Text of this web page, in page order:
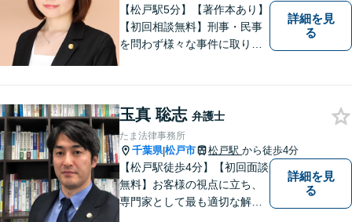
【松戸駅5分】【著作本あり】
【初回相談無料】刑事・民事
を問わず様々な事件に取り組
てるようサポートさせていた
だきます。
詳細を見
る
玉真 聡志 弁護士
たま法律事務所
千葉県|松戸市 松戸駅 から徒歩4分
【松戸駅徒歩4分】【初回面談
無料】お客様の視点に立ち、
専門家として最も適切な解決
詳細を見
る